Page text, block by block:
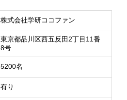
株式会社学研ココファン
東京都品川区西五反田2丁目11番
8号
5200名
有り